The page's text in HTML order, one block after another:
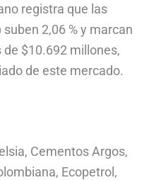
registra que las
2,06 % y marcan
$10.692 millones,
de este mercado.
Cementos Argos,
Ecopetrol,